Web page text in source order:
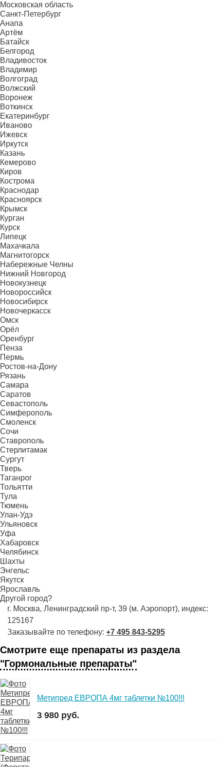
Московская область
Санкт-Петербург
Анапа
Артём
Батайск
Белгород
Владивосток
Владимир
Волгоград
Волжский
Воронеж
Воткинск
Екатеринбург
Иваново
Ижевск
Иркутск
Казань
Кемерово
Киров
Кострома
Краснодар
Красноярск
Крымск
Курган
Курск
Липецк
Махачкала
Магнитогорск
Набережные Челны
Нижний Новгород
Новокузнецк
Новороссийск
Новосибирск
Новочеркасск
Омск
Орёл
Оренбург
Пенза
Пермь
Ростов-на-Дону
Рязань
Самара
Саратов
Севастополь
Симферополь
Смоленск
Сочи
Ставрополь
Стерлитамак
Сургут
Тверь
Таганрог
Тольятти
Тула
Тюмень
Улан-Удэ
Ульяновск
Уфа
Хабаровск
Челябинск
Шахты
Энгельс
Якутск
Ярославль
Другой город?
г. Москва, Ленинградский пр-т, 39 (м. Аэропорт), индекс:
125167
Заказывайте по телефону: +7 495 843-5295
Смотрите еще препараты из раздела
"Гормональные препараты"
Метипред ЕВРОПА 4мг таблетки №100!!!
3 980 руб.